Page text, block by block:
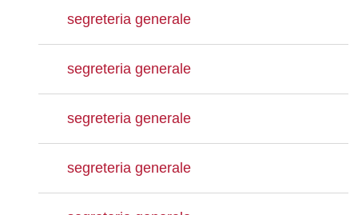
segreteria generale
segreteria generale
segreteria generale
segreteria generale